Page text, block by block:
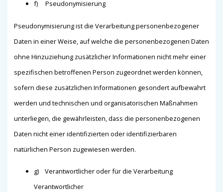
f) Pseudonymisierung
Pseudonymisierung ist die Verarbeitung personenbezogener
Daten in einer Weise, auf welche die personenbezogenen Daten
ohne Hinzuziehung zusätzlicher Informationen nicht mehr einer
spezifischen betroffenen Person zugeordnet werden können,
sofern diese zusätzlichen Informationen gesondert aufbewahrt
werden und technischen und organisatorischen Maßnahmen
unterliegen, die gewährleisten, dass die personenbezogenen
Daten nicht einer identifizierten oder identifizierbaren
natürlichen Person zugewiesen werden.
g) Verantwortlicher oder für die Verarbeitung
Verantwortlicher